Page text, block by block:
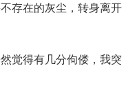
存在的灰尘，转身离开
得有几分佝偻，我突